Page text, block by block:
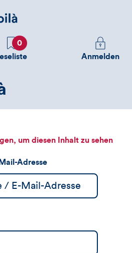
0
Melden
Sie
sehen
Anmelden
um diesen Inhalt zu sehen
Adresse